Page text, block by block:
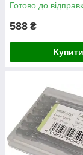
Готово до
588 ₴
Купити